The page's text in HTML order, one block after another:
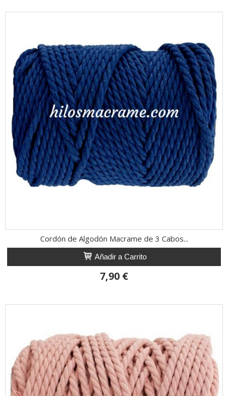
Cordón de Algodón Macrame de 3 Cabos...
Añadir a Carrito
7,90 €